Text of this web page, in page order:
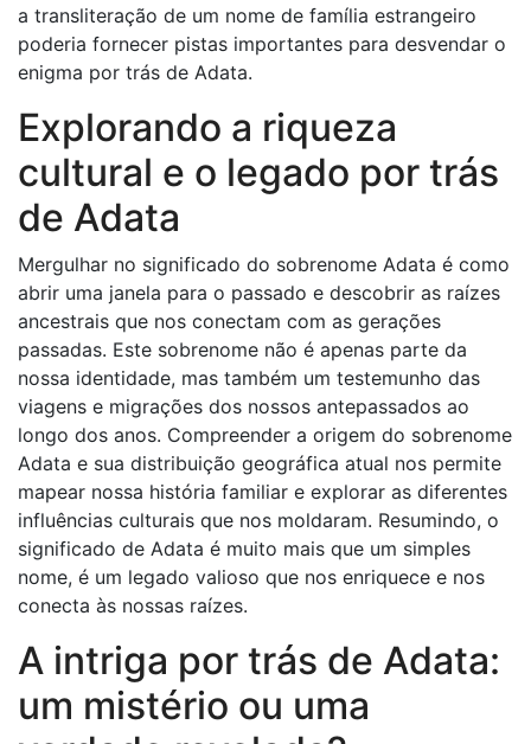
a transliteração de um nome de família estrangeiro
poderia fornecer pistas importantes para desvendar o
enigma por trás de Adata.
Explorando a riqueza
cultural e o legado por trás
de Adata
Mergulhar no significado do sobrenome Adata é como
abrir uma janela para o passado e descobrir as raízes
ancestrais que nos conectam com as gerações
passadas. Este sobrenome não é apenas parte da
nossa identidade, mas também um testemunho das
viagens e migrações dos nossos antepassados ​​ao
longo dos anos. Compreender a origem do sobrenome
Adata e sua distribuição geográfica atual nos permite
mapear nossa história familiar e explorar as diferentes
influências culturais que nos moldaram. Resumindo, o
significado de Adata é muito mais que um simples
nome, é um legado valioso que nos enriquece e nos
conecta às nossas raízes.
A intriga por trás de Adata:
um mistério ou uma